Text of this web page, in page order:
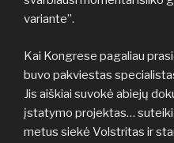
variante”.
Kai Kongrese pagaliau
buvo pakviestas
Jis aiškiai suvokė abiejų
įstatymo projektas…
metus siekė Volstritas ir